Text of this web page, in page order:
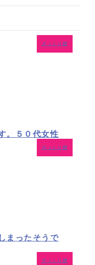
ぎっくり腰
。５０代女性
ぎっくり腰
まったそうで
ぎっくり腰